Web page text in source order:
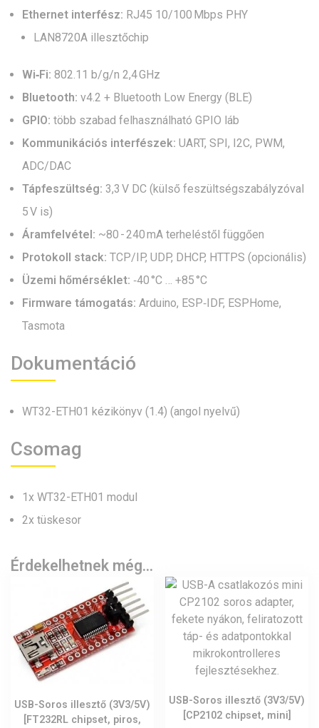
Ethernet interfész: RJ45 10/100 Mbps PHY
LAN8720A illesztőchip
Wi‑Fi: 802.11 b/g/n 2,4 GHz
Bluetooth: v4.2 + Bluetooth Low Energy (BLE)
GPIO: több szabad felhasználható GPIO láb
Kommunikációs interfészek: UART, SPI, I2C, PWM,
ADC/DAC
Tápfeszültség: 3,3 V DC (külső feszültségszabályzóval
5 V is)
Áramfelvétel: ~80 - 240 mA terheléstől függően
Protokoll stack: TCP/IP, UDP, DHCP, HTTPS (opcionális)
Üzemi hőmérséklet: ‑40 °C … +85 °C
Firmware támogatás: Arduino, ESP‑IDF, ESPHome,
Tasmota
Dokumentáció
WT32-ETH01 kézikönyv (1.4) (angol nyelvű)
Csomag
1x WT32-ETH01 modul
2x tüskesor
Érdekelhetnek még…
USB-Soros illesztő (3V3/5V)
[FT232RL chipset, piros,
USB-Soros illesztő (3V3/5V)
[CP2102 chipset, mini]